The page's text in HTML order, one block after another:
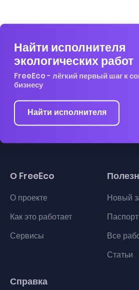
Найти исполнителя
экологических работ
FreeEco - лёгкий первый шаг к
бизнесу
Найти исполнителя
О FreeEco
О проекте
Как это работает
Сервисы
Новый
Все
Статьи
Справка